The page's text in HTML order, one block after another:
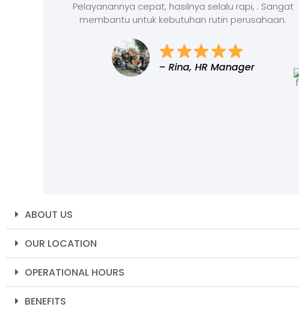
Pelayanannya cepat, hasilnya selalu rapi, . Sangat
membantu untuk kebutuhan rutin perusahaan.
– Rina, HR Manager
ABOUT US
OUR LOCATION
OPERATIONAL HOURS
BENEFITS